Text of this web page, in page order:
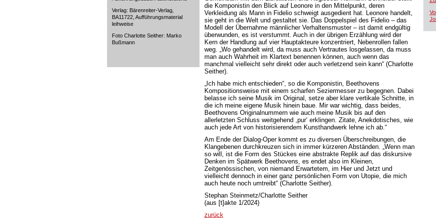
Verlag: Bärenreiter-Verlag,
BA11722, Aufführungsmaterial
leihweise
Foto Charlotte Seither: Marko
Bußmann
die Komponistin den Blick auf Leonore in den Mittelpunkt, deren
Verkleidung als Mann in Fidelio schweigt ausgedient hat. Leonore handelt,
sie geht in die Welt und gestaltet sie. Das Doppelspiel des Fidelio – das
Modell der Übernahme männlicher Verhaltensmuster – ist damit endgültig
überwunden, es ist verstummt. Auch in der übrigen Erzählung wird der
Kern der Handlung auf vier Hauptakteure konzentriert, Nebenrollen fallen
weg. „Wo gehandelt wird, da muss auch Vertrautes losgelassen, da muss
man auch Wahrheit im Klartext benennen können, auch wenn das
manchmal vielleicht sehr direkt oder auch verletzend sein kann“ (Charlotte
Seither).
„Ich habe mich entschieden“, so die Komponistin, Beethovens
Kompositionsweise mit einem scharfen Seziermesser zu begegnen. Dabei
belasse ich seine Musik im Original, setze aber klare vertikale Schnitte, in
die ich meine eigene Musik hinein baue. Mir war wichtig, dass beides,
Beethovens Originalnummern wie auch meine Musik bis auf den
allerletzten Schluss weitgehend ,pur‘ erklingen. Zitate, Anekdotisches, wie
auch jede Art von historisierendem Kunsthandwerk lehne ich ab.“
Am Ende der Dialog-Oper kommt es zu diversen Überschreibungen, die
Klangebenen durchkreuzen sich in immer kürzeren Abständen. „Wenn man
so will, ist die Form des Stückes eine abstrakte Replik auf das diskursive
Denken im Spätwerk Beethovens, es endet also im Kleinen,
Zeitgenössischen, von niemand Erwartetem, im Hier und Jetzt und
vielleicht dennoch in einer ganz persönlichen Form von Utopie, die mich
auch heute noch umtreibt“ (Charlotte Seither).
Stephan Steinmetz/Charlotte Seither
(aus [t]akte 1/2024)
zurück